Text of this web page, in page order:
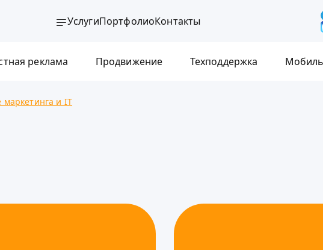
УслугиПортфолиоКонтакты
реклама Продвижение Техподдержка
и IT